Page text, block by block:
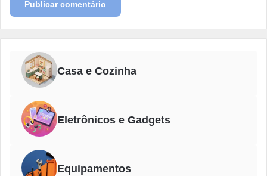
Casa e Cozinha
Eletrônicos e Gadgets
Equipamentos